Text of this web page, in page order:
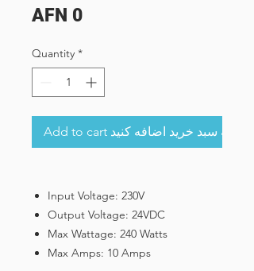
AFN 0Price
Quantity *
Add to cart به سبد خرید اضافه کنید
Input Voltage: 230V
Output Voltage: 24VDC
Max Wattage: 240 Watts
Max Amps: 10 Amps